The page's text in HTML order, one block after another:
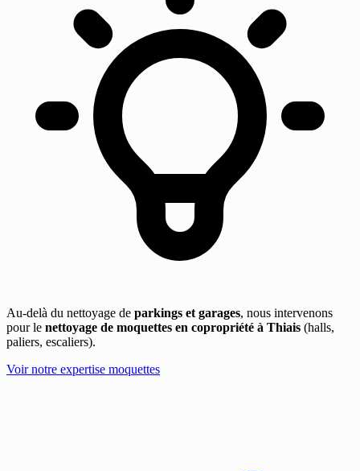
Au-delà du nettoyage de parkings et garages, nous intervenons
pour le nettoyage de moquettes en copropriété à Thiais (halls,
paliers, escaliers).
Voir notre expertise moquettes